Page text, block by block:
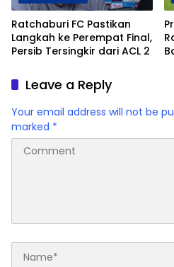
Ratchaburi FC Pastikan
Langkah ke Perempat Final,
Persib Tersingkir dari ACL 2
Leave a Reply
Your email address will not be
marked *